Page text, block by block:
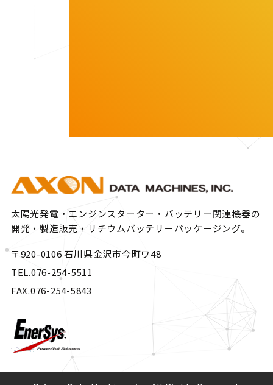
太陽光発電・エンジンスターター・バッテリー関連機器の
開発・製造販売・リチウムバッテリーパッケージング。
〒920-0106 石川県金沢市今町ワ48
TEL.076-254-5511
FAX.076-254-5843